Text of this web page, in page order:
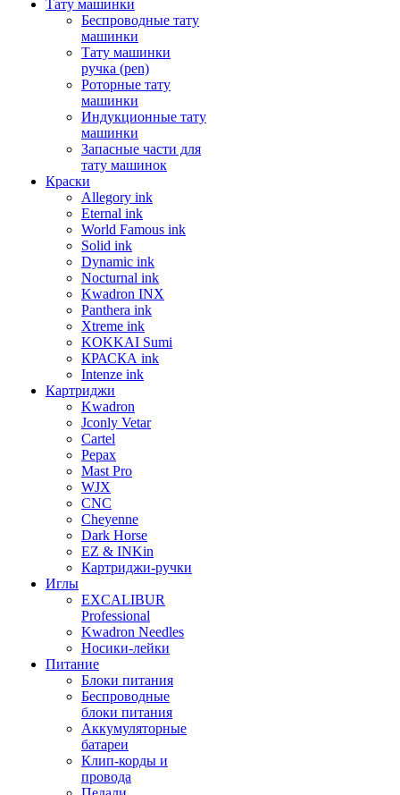
Тату машинки
Беспроводные тату
машинки
Тату машинки
ручка (pen)
Роторные тату
машинки
Индукционные тату
машинки
Запасные части для
тату машинок
Краски
Allegory ink
Eternal ink
World Famous ink
Solid ink
Dynamic ink
Nocturnal ink
Kwadron INX
Panthera ink
Xtreme ink
KOKKAI Sumi
КРАСКА ink
Intenze ink
Картриджи
Kwadron
Jconly Vetar
Cartel
Pepax
Mast Pro
WJX
CNC
Cheyenne
Dark Horse
EZ & INKin
Картриджи-ручки
Иглы
EXCALIBUR
Professional
Kwadron Needles
Носики-лейки
Питание
Блоки питания
Беспроводные
блоки питания
Аккумуляторные
батареи
Клип-корды и
провода